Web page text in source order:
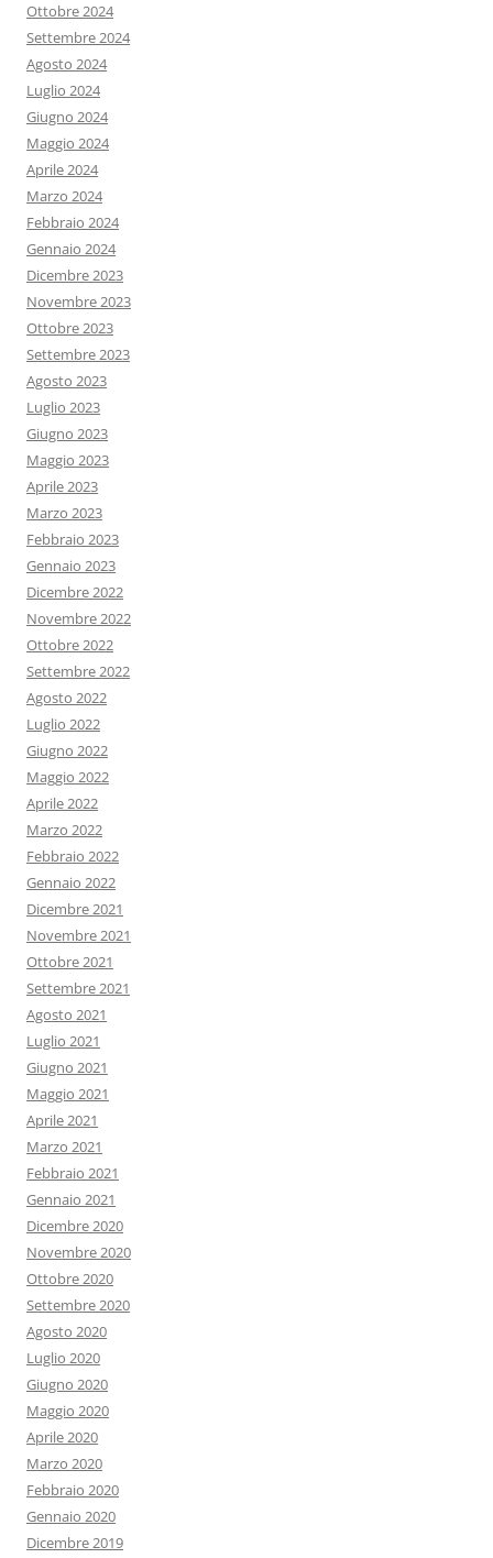
Ottobre 2024
Settembre 2024
Agosto 2024
Luglio 2024
Giugno 2024
Maggio 2024
Aprile 2024
Marzo 2024
Febbraio 2024
Gennaio 2024
Dicembre 2023
Novembre 2023
Ottobre 2023
Settembre 2023
Agosto 2023
Luglio 2023
Giugno 2023
Maggio 2023
Aprile 2023
Marzo 2023
Febbraio 2023
Gennaio 2023
Dicembre 2022
Novembre 2022
Ottobre 2022
Settembre 2022
Agosto 2022
Luglio 2022
Giugno 2022
Maggio 2022
Aprile 2022
Marzo 2022
Febbraio 2022
Gennaio 2022
Dicembre 2021
Novembre 2021
Ottobre 2021
Settembre 2021
Agosto 2021
Luglio 2021
Giugno 2021
Maggio 2021
Aprile 2021
Marzo 2021
Febbraio 2021
Gennaio 2021
Dicembre 2020
Novembre 2020
Ottobre 2020
Settembre 2020
Agosto 2020
Luglio 2020
Giugno 2020
Maggio 2020
Aprile 2020
Marzo 2020
Febbraio 2020
Gennaio 2020
Dicembre 2019